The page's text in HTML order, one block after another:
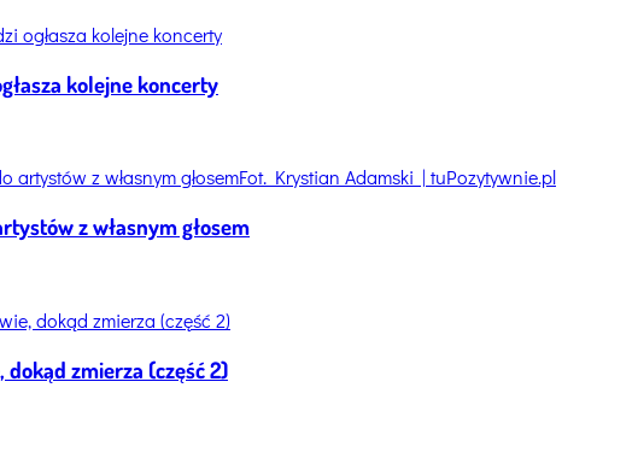
kolejne koncerty
Fot. Krystian Adamski | tuPozytywnie.pl
z własnym głosem
dokąd zmierza (część 2)